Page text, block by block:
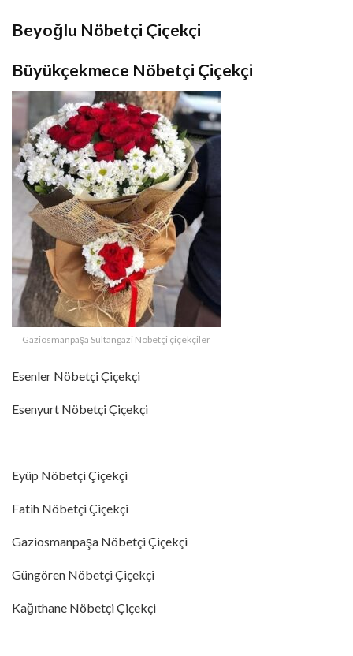
Beyoğlu Nöbetçi Çiçekçi
Büyükçekmece Nöbetçi Çiçekçi
Gaziosmanpaşa Sultangazi Nöbetçi çiçekçiler
Esenler Nöbetçi Çiçekçi
Esenyurt Nöbetçi Çiçekçi
Eyüp Nöbetçi Çiçekçi
Fatih Nöbetçi Çiçekçi
Gaziosmanpaşa Nöbetçi Çiçekçi
Güngören Nöbetçi Çiçekçi
Kağıthane Nöbetçi Çiçekçi